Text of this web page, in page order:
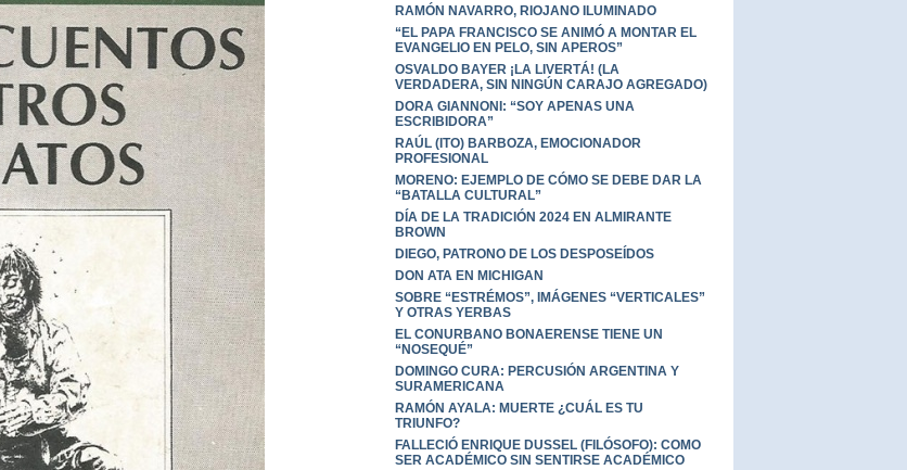
RAMÓN NAVARRO, RIOJANO ILUMINADO
“EL PAPA FRANCISCO SE ANIMÓ A MONTAR EL
EVANGELIO EN PELO, SIN APEROS”
OSVALDO BAYER ¡LA LIVERTÁ! (LA
VERDADERA, SIN NINGÚN CARAJO AGREGADO)
DORA GIANNONI: “SOY APENAS UNA
ESCRIBIDORA”
RAÚL (ITO) BARBOZA, EMOCIONADOR
PROFESIONAL
MORENO: EJEMPLO DE CÓMO SE DEBE DAR LA
“BATALLA CULTURAL”
DÍA DE LA TRADICIÓN 2024 EN ALMIRANTE
BROWN
DIEGO, PATRONO DE LOS DESPOSEÍDOS
DON ATA EN MICHIGAN
SOBRE “ESTRÉMOS”, IMÁGENES “VERTICALES”
Y OTRAS YERBAS
EL CONURBANO BONAERENSE TIENE UN
“NOSEQUÉ”
DOMINGO CURA: PERCUSIÓN ARGENTINA Y
SURAMERICANA
RAMÓN AYALA: MUERTE ¿CUÁL ES TU
TRIUNFO?
FALLECIÓ ENRIQUE DUSSEL (FILÓSOFO): COMO
SER ACADÉMICO SIN SENTIRSE ACADÉMICO